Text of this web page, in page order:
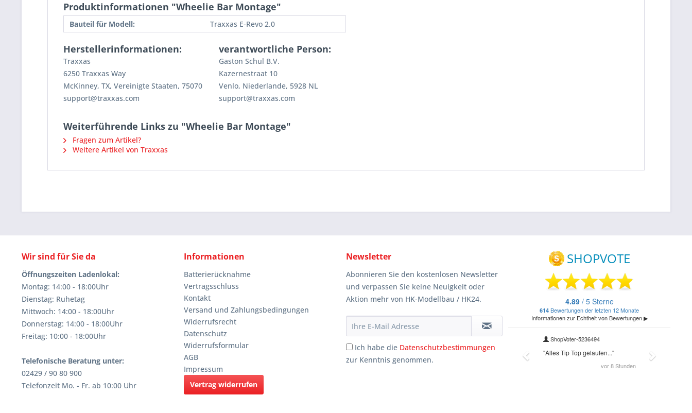
Produktinformationen "Wheelie Bar Montage"
Bauteil für Modell: Traxxas E-Revo 2.0
Herstellerinformationen:
Traxxas
6250 Traxxas Way
McKinney, TX, Vereinigte Staaten, 75070
support@traxxas.com
verantwortliche Person:
Gaston Schul B.V.
Kazernestraat 10
Venlo, Niederlande, 5928 NL
support@traxxas.com
Weiterführende Links zu "Wheelie Bar Montage"
Fragen zum Artikel?
Weitere Artikel von Traxxas
Wir sind für Sie da
Öffnungszeiten Ladenlokal:
Montag: 14:00 - 18:00Uhr
Dienstag: Ruhetag
Mittwoch: 14:00 - 18:00Uhr
Donnerstag: 14:00 - 18:00Uhr
Freitag: 10:00 - 18:00Uhr
Telefonische Beratung unter:
02429 / 90 80 900
Telefonzeit Mo. - Fr. ab 10:00 Uhr
Informationen
Batterierücknahme
Vertragsschluss
Kontakt
Versand und Zahlungsbedingungen
Widerrufsrecht
Datenschutz
Widerrufsformular
AGB
Impressum
Vertrag widerrufen
Newsletter
Abonnieren Sie den kostenlosen Newsletter
und verpassen Sie keine Neuigkeit oder
Aktion mehr von HK-Modellbau / HK24.
Ich habe die Datenschutzbestimmungen
zur Kenntnis genommen.